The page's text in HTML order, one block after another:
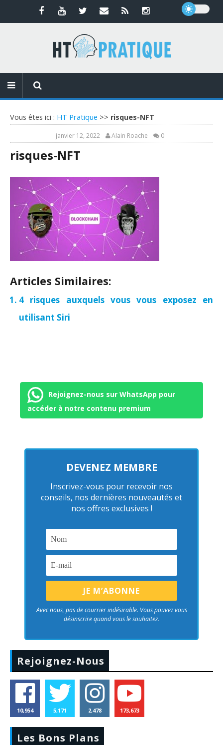
Vous êtes ici : HT Pratique >> risques-NFT
janvier 12, 2022 Alain Roache 0
risques-NFT
Articles Similaires:
4 risques auxquels vous vous exposez en
utilisant Siri
Rejoignez-nous sur WhatsApp pour
accéder à notre contenu premium
DEVENEZ MEMBRE
Inscrivez-vous pour recevoir nos
conseils, nos dernières nouveautés et
nos offres exclusives !
Avec nous, pas de courrier indésirable. Vous pouvez vous
désinscrire quand vous le souhaitez.
Rejoignez-Nous
10,954 5,171 2,478 173,673
Les Bons Plans